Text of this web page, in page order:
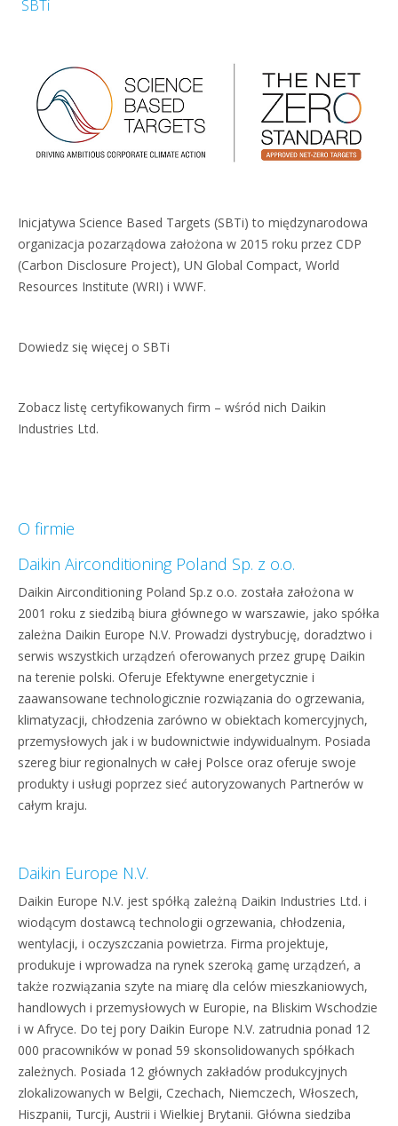
SBTi
Inicjatywa Science Based Targets (SBTi) to międzynarodowa
organizacja pozarządowa założona w 2015 roku przez CDP
(Carbon Disclosure Project), UN Global Compact, World
Resources Institute (WRI) i WWF.
Dowiedz się więcej o SBTi
Zobacz listę certyfikowanych firm – wśród nich Daikin
Industries Ltd.
O firmie
Daikin Airconditioning Poland Sp. z o.o.
Daikin Airconditioning Poland Sp.z o.o. została założona w
2001 roku z siedzibą biura głównego w warszawie, jako spółka
zależna Daikin Europe N.V. Prowadzi dystrybucję, doradztwo i
serwis wszystkich urządzeń oferowanych przez grupę Daikin
na terenie polski. Oferuje Efektywne energetycznie i
zaawansowane technologicznie rozwiązania do ogrzewania,
klimatyzacji, chłodzenia zarówno w obiektach komercyjnych,
przemysłowych jak i w budownictwie indywidualnym. Posiada
szereg biur regionalnych w całej Polsce oraz oferuje swoje
produkty i usługi poprzez sieć autoryzowanych Partnerów w
całym kraju.
Daikin Europe N.V.
Daikin Europe N.V. jest spółką zależną Daikin Industries Ltd. i
wiodącym dostawcą technologii ogrzewania, chłodzenia,
wentylacji, i oczyszczania powietrza. Firma projektuje,
produkuje i wprowadza na rynek szeroką gamę urządzeń, a
także rozwiązania szyte na miarę dla celów mieszkaniowych,
handlowych i przemysłowych w Europie, na Bliskim Wschodzie
i w Afryce. Do tej pory Daikin Europe N.V. zatrudnia ponad 12
000 pracowników w ponad 59 skonsolidowanych spółkach
zależnych. Posiada 12 głównych zakładów produkcyjnych
zlokalizowanych w Belgii, Czechach, Niemczech, Włoszech,
Hiszpanii, Turcji, Austrii i Wielkiej Brytanii. Główna siedziba